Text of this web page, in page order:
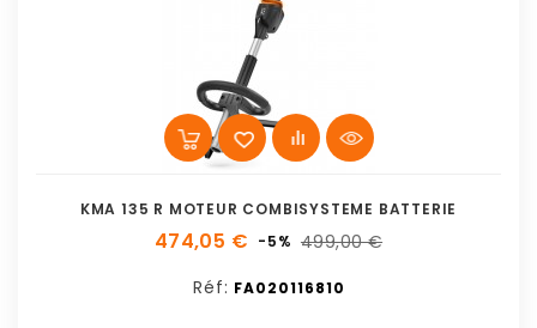
KMA 135 R MOTEUR COMBISYSTEME BATTERIE
474,05 € -5% 499,00 €
Réf: FA020116810